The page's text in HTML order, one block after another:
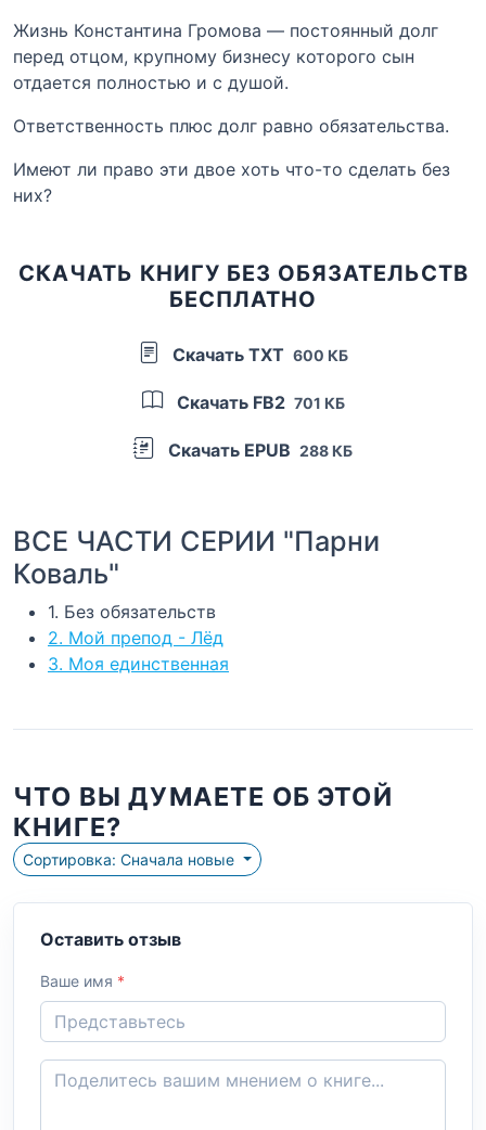
Жизнь Константина Громова — постоянный долг
перед отцом, крупному бизнесу которого сын
отдается полностью и с душой.
Ответственность плюс долг равно обязательства.
Имеют ли право эти двое хоть что-то сделать без
них?
СКАЧАТЬ КНИГУ БЕЗ ОБЯЗАТЕЛЬСТВ
БЕСПЛАТНО
Скачать TXT 600 КБ
Скачать FB2 701 КБ
Скачать EPUB 288 КБ
ВСЕ ЧАСТИ СЕРИИ "Парни
Коваль"
1. Без обязательств
2. Мой препод - Лёд
3. Моя единственная
ЧТО ВЫ ДУМАЕТЕ ОБ ЭТОЙ
КНИГЕ?
Сортировка: Сначала новые
Оставить отзыв
Ваше имя *